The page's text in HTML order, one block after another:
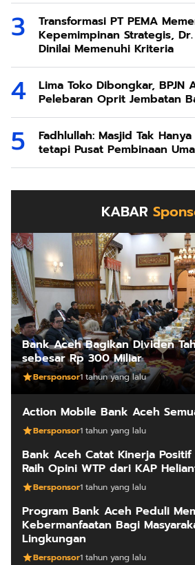
Transformasi PT PEMA
Kepemimpinan Strategis,
Dinilai Memenuhi Kriteria
Lima Toko Dibongkar, BPJN
Pelebaran Oprit Jembatan
Fadhlullah: Masjid Tak
tetapi Pusat Pembinaan
KABAR
Bank Aceh Bagikan Dividen
sebesar Rp 300 Miliar
Bersponsor1 tahun yang lalu
Action Mobile Bank Aceh
Bersponsor1 tahun yang lalu
Bank Aceh Catat Kinerja
Raih Opini WTP dari KAP
Bersponsor1 tahun yang lalu
Program Bank Aceh Peduli
Kebermanfaatan Bagi
Lingkungan
Bersponsor1 tahun yang lalu